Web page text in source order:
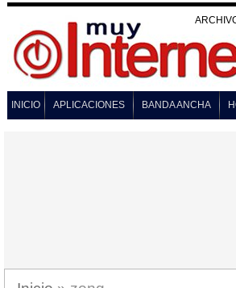
INICIO APLICACIONES BANDA ANCHA